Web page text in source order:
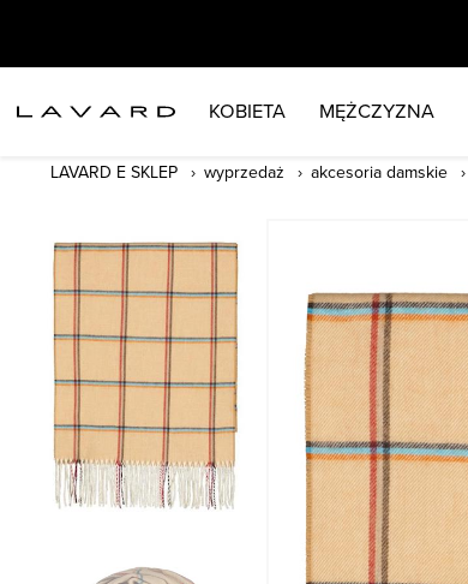
KOBIETA MĘŻCZYZNA
LAVARD E SKLEP wyprzedaż akcesoria damskie